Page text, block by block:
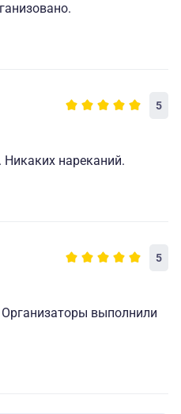
5
Никаких нареканий.
5
выполнили